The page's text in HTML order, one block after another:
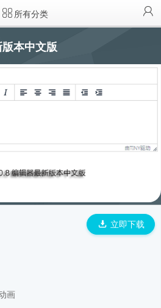
所有分类
本中文版
立即下载
画